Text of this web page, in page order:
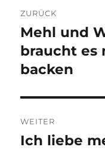
ZURÜCK
Vorheriger
Beitrag:
Mehl und
braucht es
backen
WEITER
Nächster
Ich liebe